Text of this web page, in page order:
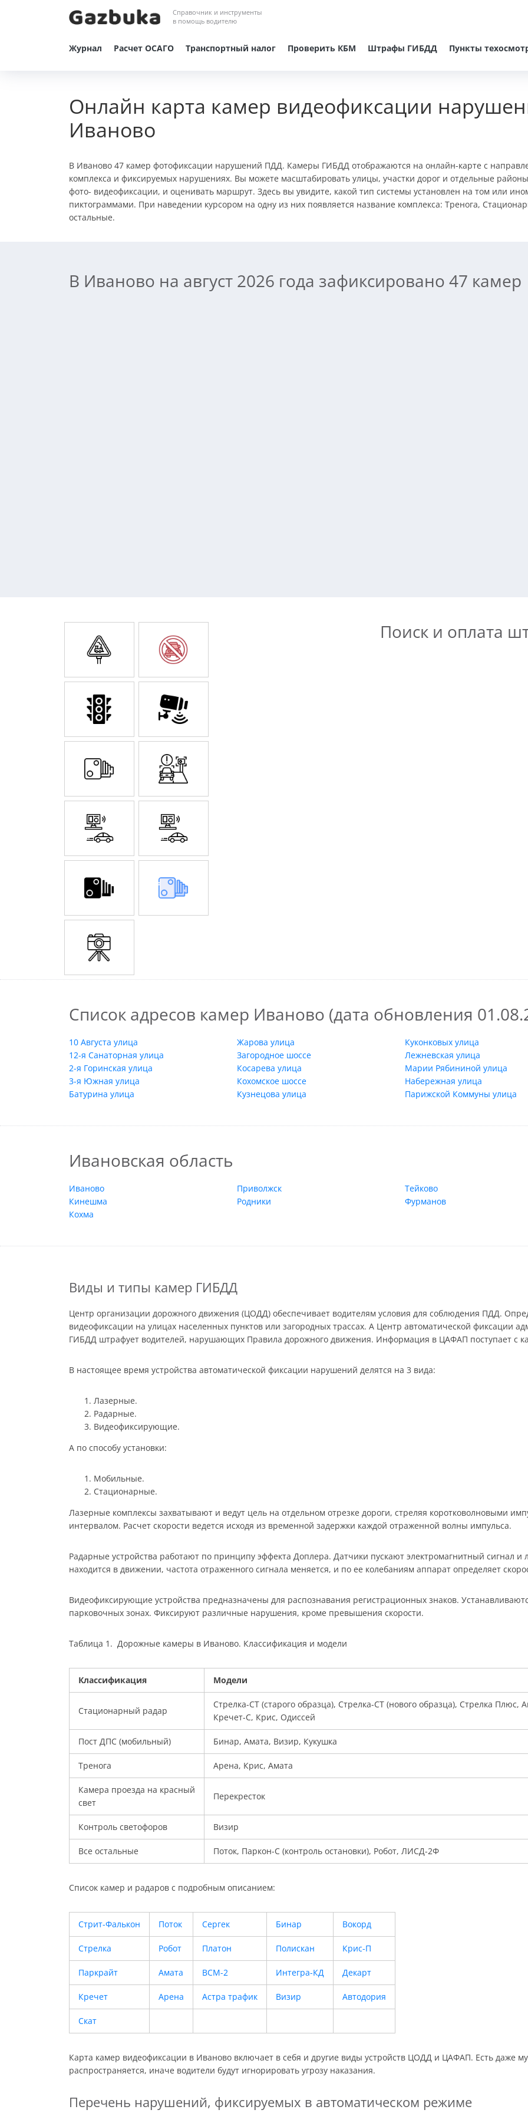
Справочник и инструменты
в помощь водителю
Журнал Расчет ОСАГО Транспортный налог Проверить КБМ Штрафы ГИБДД Пункты
Онлайн карта камер видеофиксации
Иваново
В Иваново 47 камер фотофиксации нарушений ПДД. Камеры ГИБДД отображаются на онлайн-карте c
комплекса и фиксируемых нарушениях. Вы можете масштабировать улицы, участки дорог и отдельные
фото- видеофиксации, и оценивать маршрут. Здесь вы увидите, какой тип системы установлен на том или
пиктограммами. При наведении курсором на одну из них появляется название комплекса: Тренога,
остальные.
В Иваново на август 2026 года зафиксировано 47 камер
Поиск и оплата
Список адресов камер Иваново (дата обновления
10 Августа улица
12-я Санаторная улица
2-я Горинская улица
3-я Южная улица
Батурина улица
Жарова улица
Загородное шоссе
Косарева улица
Кохомское шоссе
Кузнецова улица
Куконковых улица
Лежневская улица
Марии Рябининой улица
Набережная улица
Парижской Коммуны улица
Ивановская область
Иваново
Кинешма
Кохма
Приволжск
Родники
Тейково
Фурманов
Виды и типы камер ГИБДД
Центр организации дорожного движения (ЦОДД) обеспечивает водителям условия для соблюдения ПДД.
видеофиксации на улицах населенных пунктов или загородных трассах. А Центр автоматической фиксации
ГИБДД штрафует водителей, нарушающих Правила дорожного движения. Информация в ЦАФАП поступает с
В настоящее время устройства автоматической фиксации нарушений делятся на 3 вида:
Лазерные.
Радарные.
Видеофиксирующие.
А по способу установки:
Мобильные.
Стационарные.
Лазерные комплексы захватывают и ведут цель на отдельном отрезке дороги, стреляя коротковолновыми
интервалом. Расчет скорости ведется исходя из временной задержки каждой отраженной волны импульса.
Радарные устройства работают по принципу эффекта Доплера. Датчики пускают электромагнитный сигнал и
находится в движении, частота отраженного сигнала меняется, и по ее колебаниям аппарат определяет
Видеофиксирующие устройства предназначены для распознавания регистрационных знаков.
парковочных зонах. Фиксируют различные нарушения, кроме превышения скорости.
Таблица 1. Дорожные камеры в Иваново. Классификация и модели
Классификация Модели
Стационарный радар
Стрелка-СТ (старого образца), Стрелка-СТ (нового образца), Стрелка Плюс,
Кречет-С, Крис, Одиссей
Пост ДПС (мобильный) Бинар, Амата, Визир, Кукушка
Тренога Арена, Крис, Амата
Камера проезда на красный
свет
Перекресток
Контроль светофоров Визир
Все остальные Поток, Паркон-С (контроль остановки), Робот, ЛИСД-2Ф
Список камер и радаров с подробным описанием:
Стрит-Фалькон Поток Сергек Бинар Вокорд
Стрелка Робот Платон Полискан Крис-П
Паркрайт Амата ВСМ-2 Интегра-КД Декарт
Кречет Арена Астра трафик Визир Автодория
Скат
Карта камер видеофиксации в Иваново включает в себя и другие виды устройств ЦОДД и ЦАФАП. Есть даже
распространяется, иначе водители будут игнорировать угрозу наказания.
Перечень нарушений, фиксируемых в автоматическом режиме